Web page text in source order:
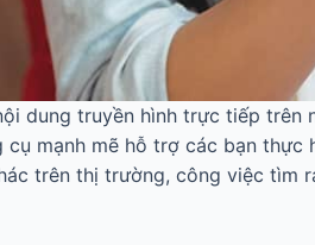
dung truyền hình trực tiếp trên
mạnh mẽ hỗ trợ các bạn
trên thị trường, công việc tìm